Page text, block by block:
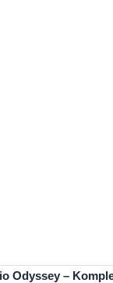
Odyssey –